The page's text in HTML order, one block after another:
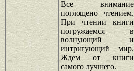
Все внимание
поглощено чтением.
При чтении книги
погружаемся в
волнующий и
интригующий мир.
Ждем от книги
самого лучшего.